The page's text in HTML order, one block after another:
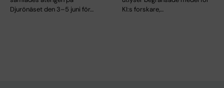
Djurönäset den 3–5 juni för…
KI:s forskare,…